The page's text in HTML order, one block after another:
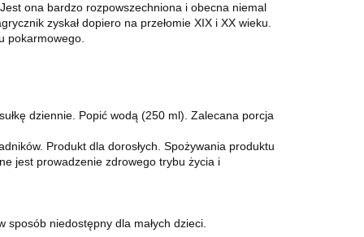
ona bardzo rozpowszechniona i obecna niemal
zyskał dopiero na przełomie XIX i XX wieku.
pokarmowego.
dziennie. Popić wodą (250 ml). Zalecana porcja
Produkt dla dorosłych. Spożywania produktu
jest prowadzenie zdrowego trybu życia i
niedostępny dla małych dzieci.